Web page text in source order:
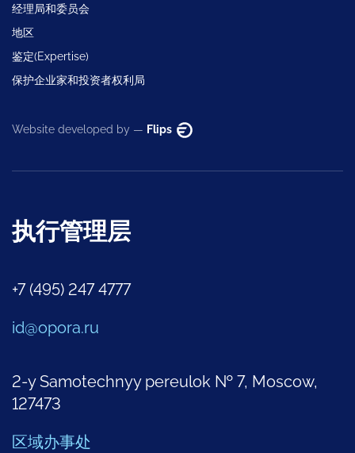
经理局和委员会
地区
鉴定(Expertise)
保护企业家和投资者权利局
Website developed by — Flips
执行管理层
+7 (495) 247 4777
id@opora.ru
2-y Samotechnyy pereulok № 7, Moscow,
127473
区域办事处